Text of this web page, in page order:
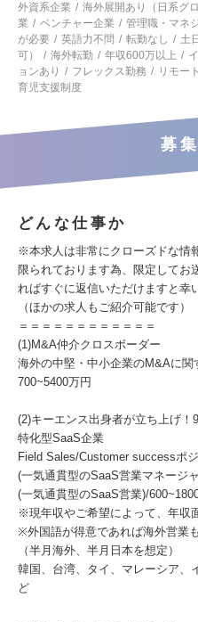
外資系企業
海外展開あり（日系グ
業
ベンチャー企業 管理職・マネ
が必要
英語力不問 転勤なし 土
可）
海外転勤 年収600万以上
ョンあり
フレックス勤務 リモー
育児支援制度
募
どんな仕事か
※本求人は非常にクローズドな情
限られております為、限定してお
ればすぐに返信いただけますと幸
（ほかの求人もご紹介可能です）
＝＝＝＝＝＝＝＝＝＝＝＝
(1)M&A仲介クロスボーダー
海外の中堅・中小企業のM&Aに関
700~5400万円
(2)キーエンス出身者が立ち上げ
特化型SaaS企業
Field Sales/Customer successポ
(一気通貫型のSaaS営業マネージ
(一気通貫型のSaaS営業)/
※現年収やご希望によって、年収
※外国語が得意であれば海外営業
（半月海外、半月日本を想定）
韓国、台湾、タイ、マレーシア、
ど